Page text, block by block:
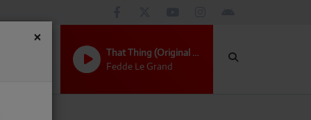
That Thing (Original Mix)
Fedde Le Grand
×